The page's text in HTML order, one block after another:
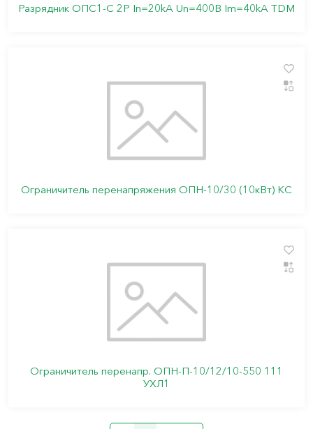
Разрядник ОПС1-C 2Р In=20kA Un=400B Im=40kA TDM
Ограничитель перенапряжения ОПН-10/30 (10кВт) КС
Ограничитель перенапр. ОПН-П-10/12/10-550 111
УХЛ1